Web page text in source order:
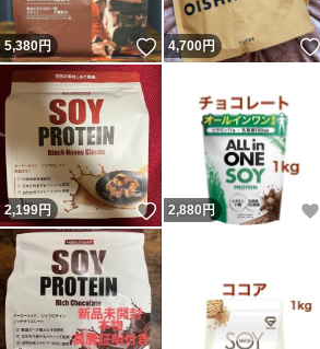
5,380円 いいね！
4,700円
2,199円 いいね！
2,880 円